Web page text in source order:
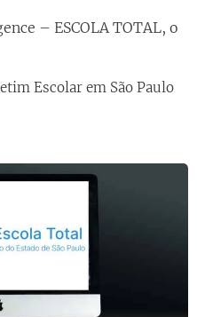
– ESCOLA TOTAL, o
Escolar em São Paulo